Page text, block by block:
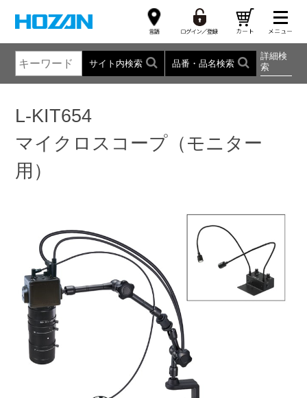
サイト内検索 品番・品名検索
詳細検
索
L-KIT654
マイクロスコープ（モニター
用）